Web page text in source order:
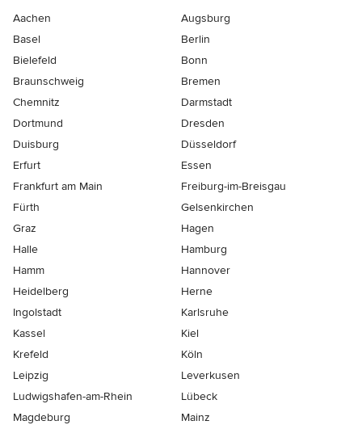
Aachen
Augsburg
Basel
Berlin
Bielefeld
Bonn
Braunschweig
Bremen
Chemnitz
Darmstadt
Dortmund
Dresden
Duisburg
Düsseldorf
Erfurt
Essen
Frankfurt am Main
Freiburg-im-Breisgau
Fürth
Gelsenkirchen
Graz
Hagen
Halle
Hamburg
Hamm
Hannover
Heidelberg
Herne
Ingolstadt
Karlsruhe
Kassel
Kiel
Krefeld
Köln
Leipzig
Leverkusen
Ludwigshafen-am-Rhein
Lübeck
Magdeburg
Mainz